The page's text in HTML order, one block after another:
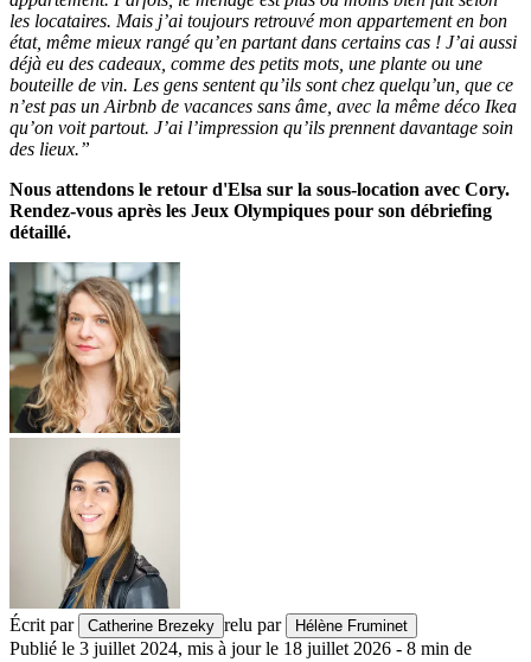
les locataires. Mais j’ai toujours retrouvé mon appartement en bon
état, même mieux rangé qu’en partant dans certains cas ! J’ai aussi
déjà eu des cadeaux, comme des petits mots, une plante ou une
bouteille de vin. Les gens sentent qu’ils sont chez quelqu’un, que ce
n’est pas un Airbnb de vacances sans âme, avec la même déco Ikea
qu’on voit partout. J’ai l’impression qu’ils prennent davantage soin
des lieux.”
Nous attendons le retour d'Elsa sur la sous-location avec Cory.
Rendez-vous après les Jeux Olympiques pour son débriefing
détaillé.
Écrit par Catherine Brezeky relu par Hélène Fruminet
Publié le 3 juillet 2024, mis à jour le 18 juillet 2026 - 8 min de